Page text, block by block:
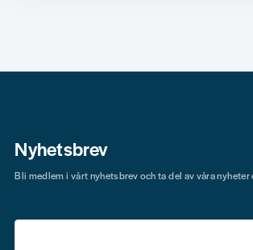
Nyhetsbrev
Bli medlem i vårt nyhetsbrev och ta del av våra nyheter